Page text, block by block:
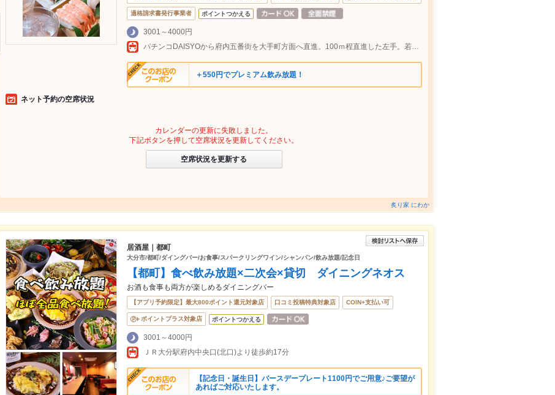
適格請求書発行事業者 ポイントつかえる
3001～4000円
パチンコDAISYOから府内五番街を大手町方面へ直進。100ｍ程直進した左手。若竹園真向い。大分駅から徒歩10分
＋550円でプレミアム飲み放題！
ネット予約の空席状況
カレンダーの更新に失敗しました。
下記ボタンを押して空席状況を更新してください。
空席状況を更新する
炙り家 にわか
居酒屋｜都町
大分市/都町/ダイングバー/お食事/スパークリングワイン/シャンパン/飲み放題/記念日
【都町】食べ飲み放題×二次会×貸切 ダイニングネオス
お酒も食事も両方が楽しめるダイニングバー
【アプリ予約限定】最大800ポイント還元対象店 口コミ投稿特典対象店 COIN+支払い可
ポイントプラス対象店 ポイントつかえる
3001～4000円
ＪＲ大分駅府内中央口(北口)より徒歩約17分
【記念日・誕生日】バースデープレート1100円でご用意♪ご要望が
あればご対応いたします。